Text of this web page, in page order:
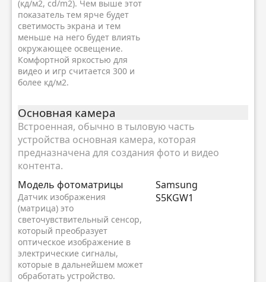
(кд/м2, cd/m2). Чем выше этот
показатель тем ярче будет
светимость экрана и тем
меньше на него будет влиять
окружающее освещение.
Комфортной яркостью для
видео и игр считается 300 и
более кд/м2.
Основная камера
Встроенная, обычно в тыловую часть
устройства основная камера, которая
предназначена для создания фото и видео
контента.
Модель фотоматрицы
Датчик изображения
(матрица) это
светочувствительный сенсор,
который преобразует
оптическое изображение в
электрические сигналы,
которые в дальнейшем может
обработать устройство.
Samsung
S5KGW1